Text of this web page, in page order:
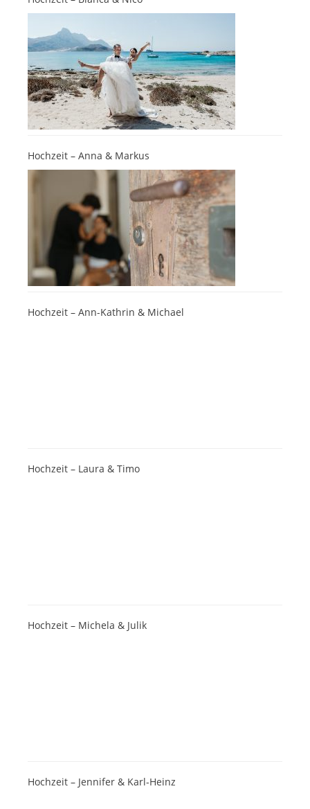
Hochzeit – Anna & Markus
Hochzeit – Ann-Kathrin & Michael
Hochzeit – Laura & Timo
Hochzeit – Michela & Julik
Hochzeit – Jennifer & Karl-Heinz